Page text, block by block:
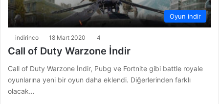
Oyun indir
indirinco 18 Mart 2020 4
Call of Duty Warzone İndir
Call of Duty Warzone İndir, Pubg ve Fortnite gibi battle royale
oyunlarına yeni bir oyun daha eklendi. Diğerlerinden farklı
olacak…